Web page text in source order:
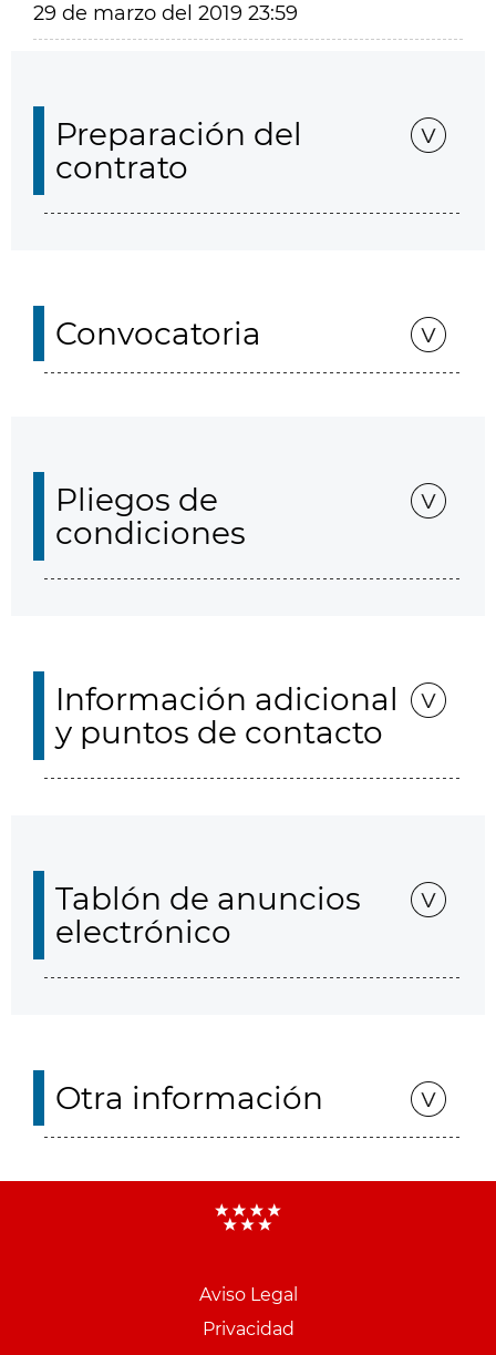
29 de marzo del 2019 23:59
Preparación del
contrato
Convocatoria
Pliegos de
condiciones
Información adicional
y puntos de contacto
Tablón de anuncios
electrónico
Otra información
Aviso Legal
Privacidad